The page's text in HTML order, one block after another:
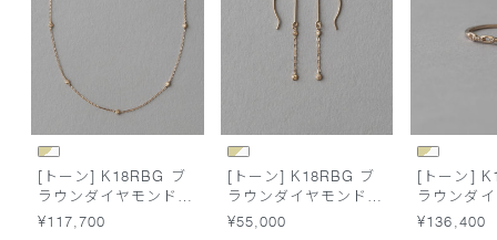
[トーン] K18RBG ブ
ラウンダイヤモンド
ステーション ネック
¥117,700
[トーン] K18RBG ブ
ラウンダイヤモンド
チェーン ピアス
¥55,000
[トーン]
ラウンダ
チェーン
¥136,400